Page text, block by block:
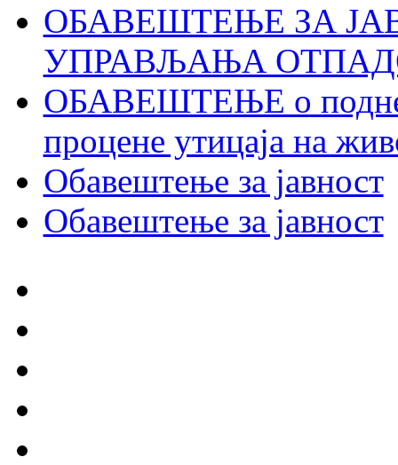
ОБАВЕШТЕЊЕ ЗА
УПРАВЉАЊА
ОБАВЕШТЕЊЕ о
процене утицаја на
Обавештење за јавност
Обавештење за јавност